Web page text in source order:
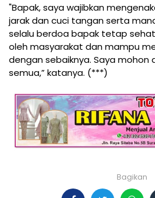
"Bapak, saya wajibkan
jarak dan cuci tangan serta
selalu berdoa bapak tetap
oleh masyarakat dan mampu
dengan sebaiknya. Saya mohon
semua,” katanya. (***)
Bagikan